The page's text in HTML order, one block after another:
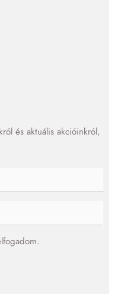
és aktuális akcióinkról,